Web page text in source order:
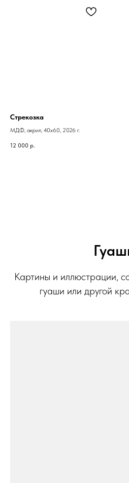
Стрекозка
МДФ, акрил, 40х60, 2026 г.
12 000 р.
Картины и иллюстрации,
гуаши или другой